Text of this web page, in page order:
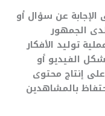
عن سؤال أو
الجمهور
توليد الأفكار
الفيديو أو
إنتاج محتوى
بالمشاهدين